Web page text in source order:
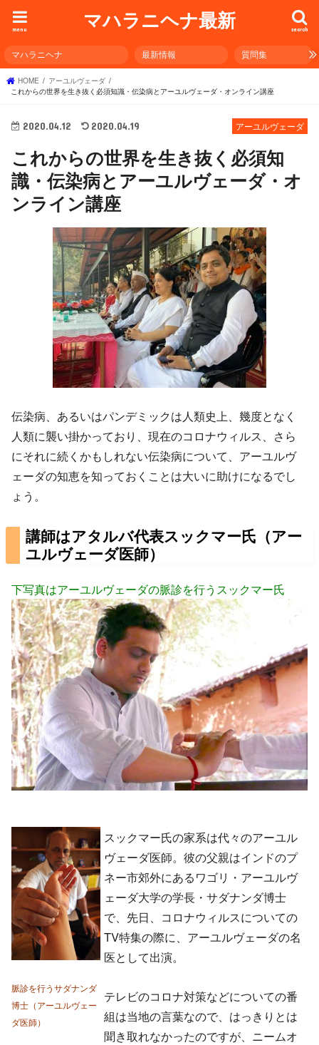
マハラニヘナ最新 search
menu
マハラニヘナ 最新情報 質問集
HOME
アーユルヴェーダ
これからの世界を生き抜く必須知識・伝染病とアーユルヴェーダ・オンライン講座
アーユルヴェーダ
2020.04.12 2020.04.19
これからの世界を生き抜く必須知
識・伝染病とアーユルヴェーダ・オ
ンライン講座
伝染病、あるいはパンデミックは人類史上、幾度となく
人類に襲い掛かっており、現在のコロナウィルス、さら
にそれに続くかもしれない伝染病について、アーユルヴ
ェーダの知恵を知っておくことは大いに助けになるでし
ょう。
講師はアタルバ代表スックマー氏（アー
ユルヴェーダ医師）
下写真はアーユルヴェーダの脈診を行うスックマー氏
脈診を行うサダナンダ
博士（アーユルヴェー
ダ医師）
スックマー氏の家系は代々のアーユル
ヴェーダ医師。彼の父親はインドのプ
ネー市郊外にあるワゴリ・アーユルヴ
ェーダ大学の学長・サダナンダ博士
で、先日、コロナウィルスについての
TV特集の際に、アーユルヴェーダの名
医として出演。
テレビのコロナ対策などについての番
組は当地の言葉なので、はっきりとは
聞き取れなかったのですが、ニームオ